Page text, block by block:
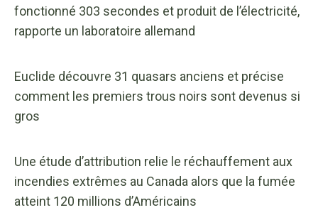
fonctionné 303 secondes et produit de l’électricité,
rapporte un laboratoire allemand
Euclide découvre 31 quasars anciens et précise
comment les premiers trous noirs sont devenus si
gros
Une étude d’attribution relie le réchauffement aux
incendies extrêmes au Canada alors que la fumée
atteint 120 millions d’Américains